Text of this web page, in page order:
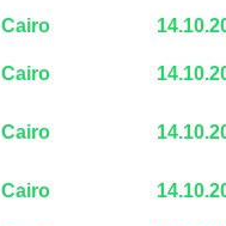
Cairo
Cairo
Cairo
Cairo